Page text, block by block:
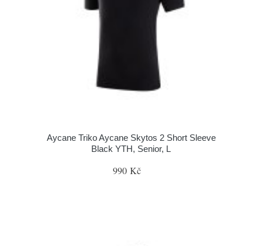
Aycane Triko Aycane Skytos 2 Short Sleeve
Black YTH, Senior, L
990 Kč